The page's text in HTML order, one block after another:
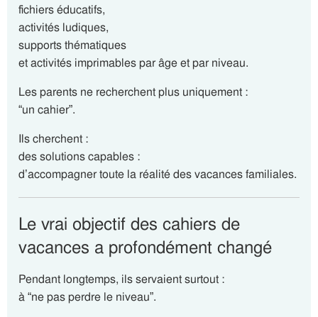
fichiers éducatifs,
activités ludiques,
supports thématiques
et activités imprimables par âge et par niveau.
Les parents ne recherchent plus uniquement :
“un cahier”.
Ils cherchent :
des solutions capables :
d’accompagner toute la réalité des vacances familiales.
Le vrai objectif des cahiers de
vacances a profondément changé
Pendant longtemps, ils servaient surtout :
à “ne pas perdre le niveau”.